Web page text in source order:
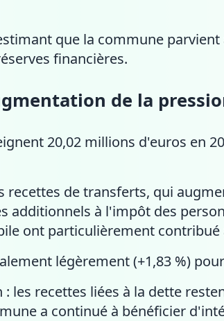
que la commune
financières.
de la
20,02 millions d'euros en
de transferts, qui
additionnels à l'impôt des
ont particulièrement contribué
légèrement (+1,83 %)
recettes liées à la dette
a continué à bénéficier